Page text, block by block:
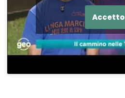
Accetto